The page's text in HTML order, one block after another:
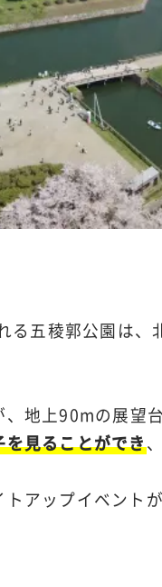
る五稜郭公園は
地上90mの展望
見ることができ
アップイベント